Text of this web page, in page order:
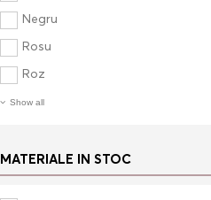
Negru
Rosu
Roz
Show all
MATERIALE IN STOC